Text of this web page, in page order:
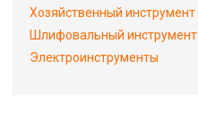
Хозяйственный инструмент
Шлифовальный инструмент
Электроинструменты